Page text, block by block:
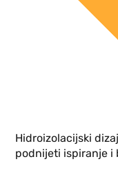
Hidroizolacijski
podnijeti ispiranje i